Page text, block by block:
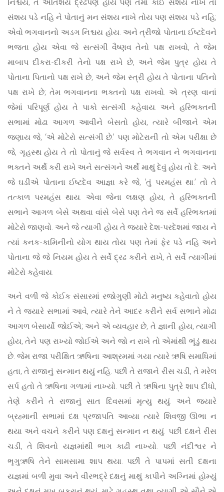
સંશય પડે નહિ ને પોતાનું મન સંશય નાખે તોય પણ સંશય પડે નહિ;
એવો ભગવાનનો અડગ નિશ્ચય હોય. અને ત્રીજો પોતાના ઈષ્ટદેવને
ભજતા હોય એવા જે સત્સંગી વૈષ્ણવ તેનો પક્ષ રાખવો, તે જેમ
માબાપ દીકરા-દીકરી તેનો પક્ષ રાખે છે, અને જેમ પુત્ર હોય તે
પોતાના પિતાનો પક્ષ રાખે છે, અને જેમ સ્ત્રી હોય તે પોતાના પતિનો
પક્ષ રાખે છે; તેમ ભગવાનના ભક્તનો પક્ષ રાખવો. એ ત્રણ વાનાં
જેમાં પરિપૂર્ણ હોય તે પાકો સત્સંગી કહેવાય. અને હરિભક્તની
સભામાં મોઢા આગળ આવીને બેસતો હોય, ત્યારે બીજાને એમ
જણાય જે, ‘એ મોટેરો સત્સંગી છે.’ પણ મોટેરાની તો એમ પરીક્ષા છે
જે, ગૃહસ્થ હોય તે તો પોતાનું જે સર્વસ્વ તે ભગવાન ને ભગવાનના
ભક્તને અર્થે કરી રાખે અને સત્સંગને અર્થે માથું દેવું હોય તો દે. અને
જે ઘડીએ પોતાના ઈષ્ટદેવ આજ્ઞા કરે જે, ‘તું પરમહંસ થા.’ તો તે
તત્કાળ પરમહંસ થાય. એવા જેના લક્ષણ હોય, તે હરિભક્તની
સભાને આગળ બેસે અથવા વાંસે બેસે પણ તેને જ સર્વે હરિભક્તમાં
મોટેરો જાણવો. અને જે ત્યાગી હોય તે જ્યારે દેશ-પરદેશમાં જાય ને
ત્યાં કનક-કામિનીનો યોગ થાય તોય પણ તેમાં ફેર પડે નહિ અને
પોતાના જે જે નિયમ હોય તે સર્વે દ્રઢ કરીને રાખે, તે સર્વે ત્યાગીમાં
મોટેરો કહેવાય.
અને વળી જે કોઈક સંસારમાં રજોગુણી મોટો મનુષ્ય કહેવાતો હોય
ને તે જ્યારે સભામાં આવે, ત્યારે તેને આદર કરીને સર્વ સભાને મોઢા
આગળ બેસાર્યો જોઈએ; અને એ વ્યવહાર છે, તે જ્ઞાની હોય, ત્યાગી
હોય, તેને પણ રાખ્યો જોઈએ અને જો ન રાખે તો એમાંથી ભૂંડું થાય
છે. જેમ રાજા પરીક્ષિત ઋષિના આશ્રમમાં ગયા ત્યારે ઋષિ સમાધિમાં
હતા, તે રાજાનું સન્માન થયું નહિ. પછી તે રાજાને રીસ ચડી, તે મરેલ
સર્પ હતો તે ઋષિના ગળામાં નાખ્યો. પછી તે ઋષિના પુત્રે શાપ દીધો,
તેણે કરીને તે રાજાનું સાત દિવસમાં મૃત્યુ થયું. અને જ્યારે
બ્રહ્માની સભામાં દક્ષ પ્રજાપતિ આવ્યા ત્યારે શિવજી ઊભા ન
થયા અને વચને કરીને પણ દક્ષનું સન્માન ન થયું. પછી દક્ષને રીસ
ચડી, તે શિવનો યજ્ઞમાંથી ભાગ કાઢી નાખ્યો. પછી નંદીશ્વર ને
ભૃગુઋષિ તેને સામસામા શાપ થયા. પછી તે પાપમાં સતી દક્ષના
યજ્ઞમાં બળી મુવા અને વીરભદ્રે દક્ષનું માથું કાપીને અગ્નિમાં હોમ્યું